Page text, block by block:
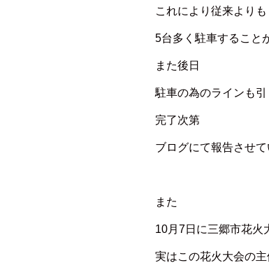
これにより従来よりも
5台多く駐車すること
また後日
駐車の為のラインも
完了次第
ブログにて報告させ
また
10月7日に三郷市花火
実はこの花火大会の